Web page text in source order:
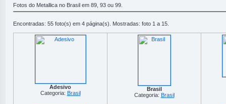
Fotos do Metallica no Brasil em 89, 93 ou 99.
Encontradas: 55 foto(s) em 4 página(s). Mostradas: foto 1 a 15.
Adesivo
Categoria: Brasil
Brasil
Categoria: Brasil